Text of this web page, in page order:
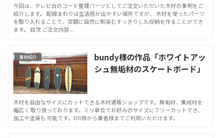
今回は、テレビ台のコード整理パーツとしてご注文いただいた木材の事例をご
紹介します。 配線まわりは生活感が出やすい場所ですが、 木材を使ったパーツ
を取り入れることで、空間に自然に馴染むすっきりした収納を作ることができ
ます。 目次 ご注文内容 ...
事例紹介
bundy様の作品「ホワイトアッ
シュ無垢材のスケートボード」
木材を自由なサイズにカットできる木材通販ショップです。無垢材、集成材を
幅広く 取り扱っております。ミリ単位でお好みのサイズにフリーカットでき、
加工や塗装も 可能です。DIY用から業者様までご利用いただけます。